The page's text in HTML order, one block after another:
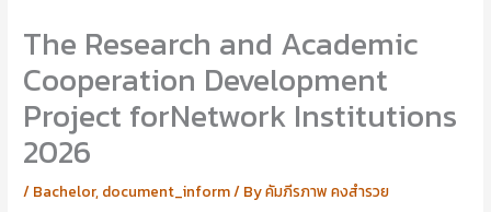
The Research and Academic
Cooperation Development
Project forNetwork Institutions
2026
/ Bachelor, document_inform/ Byคัมภีรภาพ คงสำรวย
นั
ญ
ญ
า
ป
า
รี
ย
า
อ